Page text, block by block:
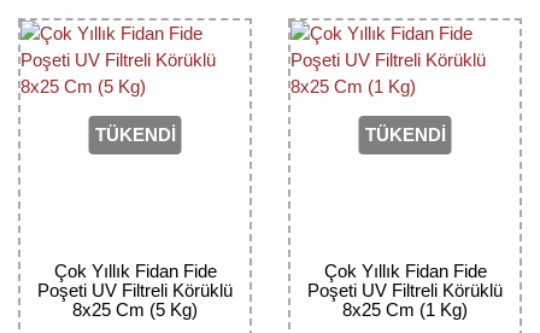
TÜKENDİ
Çok Yıllık Fidan Fide
Poşeti UV Filtreli Körüklü
8x25 Cm (5 Kg)
TÜKENDİ
Çok Yıllık Fidan Fide
Poşeti UV Filtreli Körüklü
8x25 Cm (1 Kg)